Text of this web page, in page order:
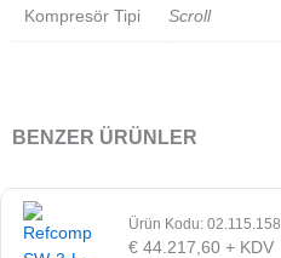
Kompresör Tipi Scroll
BENZER ÜRÜNLER
Ürün Kodu: 02.115.158
€ 44.217,60 + KDV